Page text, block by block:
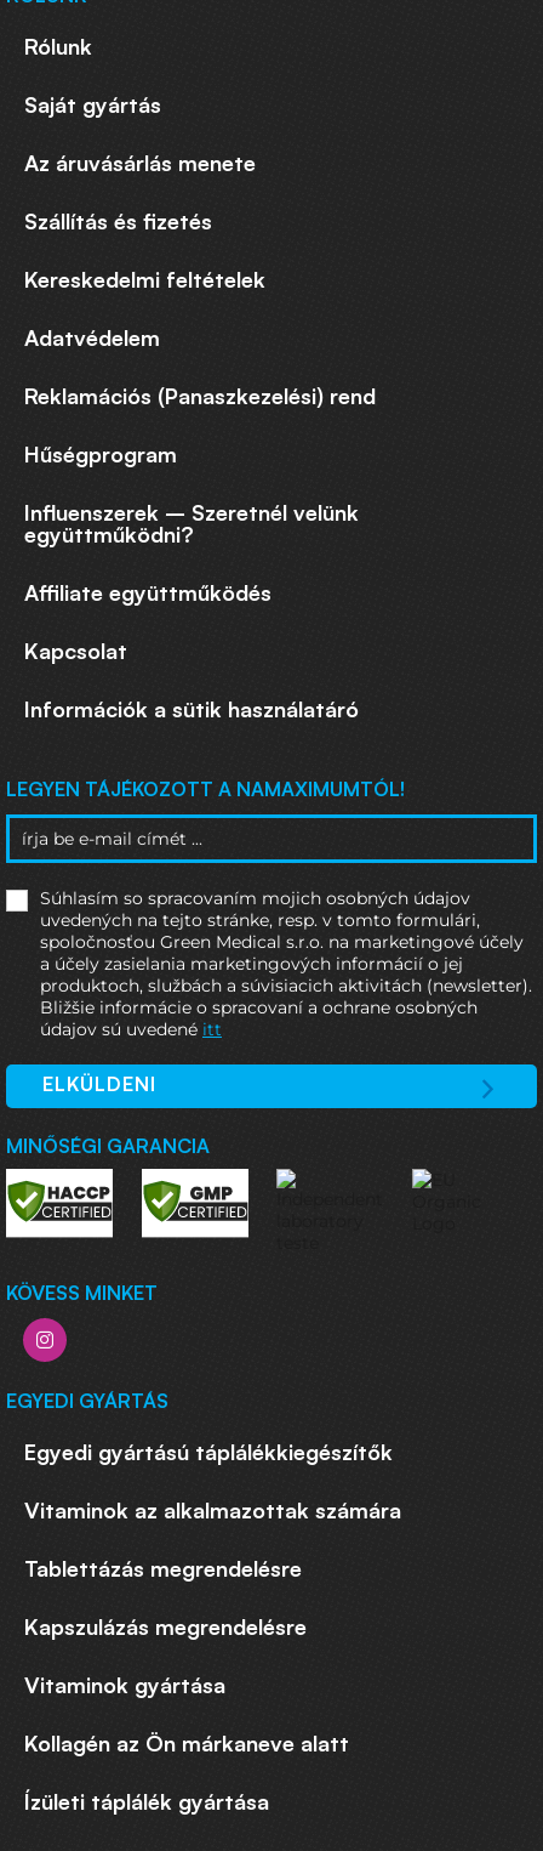
Rólunk
Saját gyártás
Az áruvásárlás menete
Szállítás és fizetés
Kereskedelmi feltételek
Adatvédelem
Reklamációs (Panaszkezelési) rend
Hűségprogram
Influenszerek – Szeretnél velünk
együttműködni?
Affiliate együttműködés
Kapcsolat
Információk a sütik használatáró
LEGYEN TÁJÉKOZOTT A NAMAXIMUMTÓL!
Súhlasím so spracovaním mojich osobných údajov
uvedených na tejto stránke, resp. v tomto formulári,
spoločnosťou Green Medical s.r.o. na marketingové účely
a účely zasielania marketingových informácií o jej
produktoch, službách a súvisiacich aktivitách (newsletter).
Bližšie informácie o spracovaní a ochrane osobných
údajov sú uvedené itt
ELKÜLDENI
MINŐSÉGI GARANCIA
KÖVESS MINKET
EGYEDI GYÁRTÁS
Egyedi gyártású táplálékkiegészítők
Vitaminok az alkalmazottak számára
Tablettázás megrendelésre
Kapszulázás megrendelésre
Vitaminok gyártása
Kollagén az Ön márkaneve alatt
Ízületi táplálék gyártása